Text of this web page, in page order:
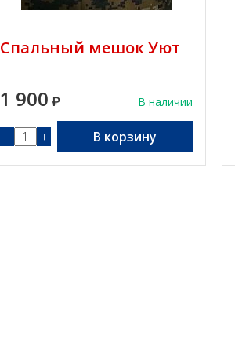
Спальный мешок Уют
1 900 ₽ В наличии
− + В корзину